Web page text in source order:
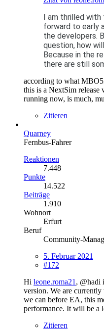
I am thrilled with
forward to early
the developers.
question, how
Because in the
there are still
according to what
this is a NextSim release
running now, is much,
Zitieren
Quarney
Fernbus-Fahrer
Reaktionen
7.448
Punkte
14.522
Beiträge
1.910
Wohnort
Erfurt
Beruf
Community-
5. Februar 2021
#172
Hi leone.roma21 , @hadi
version. We are
we can before EA, this
performance. It will be a
Zitieren